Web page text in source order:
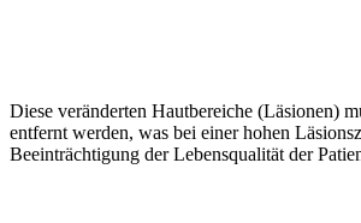
Diese veränderten Hautbereiche (Läsionen)
entfernt werden, was bei einer hohen
Beeinträchtigung der Lebensqualität der